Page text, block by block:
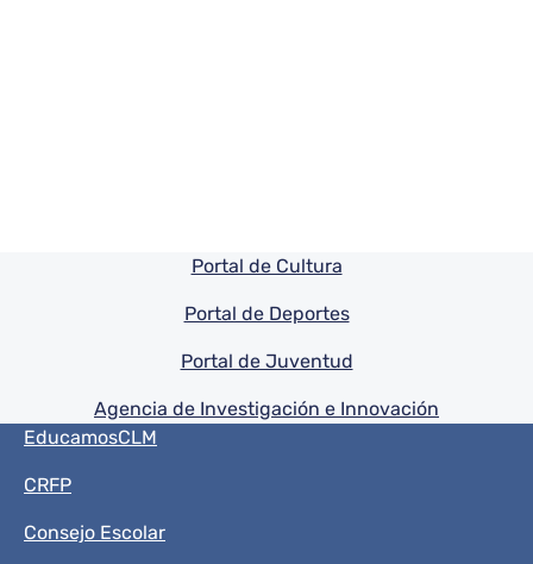
Pie de pagina información
Portal de Cultura
Portal de Deportes
Portal de Juventud
Agencia de Investigación e Innovación
Menú del pie
EducamosCLM
CRFP
Consejo Escolar